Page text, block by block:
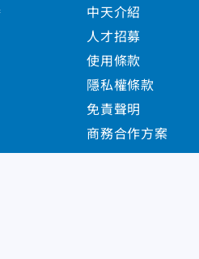
中天介紹
人才招募
使用條款
隱私權條款
免責聲明
商務合作方案